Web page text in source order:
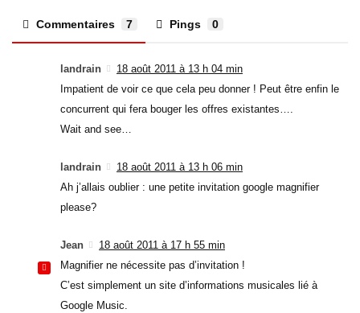
Commentaires 7 Pings 0
landrain
18 août 2011 à 13 h 04 min
Impatient de voir ce que cela peu donner ! Peut être enfin le
concurrent qui fera bouger les offres existantes….
Wait and see…
landrain
18 août 2011 à 13 h 06 min
Ah j’allais oublier : une petite invitation google magnifier
please?
Jean
18 août 2011 à 17 h 55 min
Magnifier ne nécessite pas d’invitation !
C’est simplement un site d’informations musicales lié à
Google Music.